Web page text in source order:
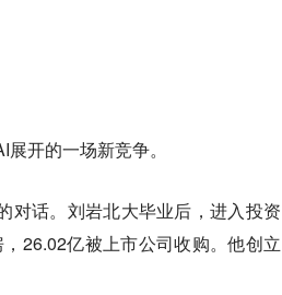
开的一场新竞争。
对话。刘岩北大毕业后，进入投资
26.02亿被上市公司收购。他创立